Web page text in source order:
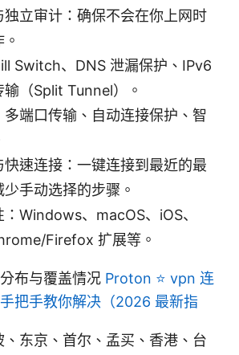
独立审计：确保不会在你上网时
Switch、DNS 泄漏保护、IPv6
输（Split Tunnel）。
端口传输、自动连接保护、智
快速连接：一键连接到最近的最
手动选择的步骤。
Windows、macOS、iOS、
Firefox 扩展等。
布与覆盖情况 Proton ⭐ vpn 连
把手教你解决（2026 最新指
、东京、首尔、孟买、香港、台